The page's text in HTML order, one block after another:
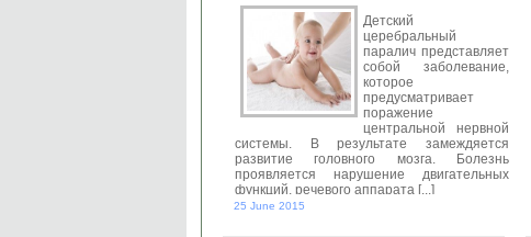
Детский
церебральный
паралич представляет
собой заболевание,
которое
предусматривает
поражение
центральной нервной
системы. В результате замеждяется
развитие головного мозга. Болезнь
проявляется нарушение двигательных
функций, речевого аппарата [...]
25 June 2015